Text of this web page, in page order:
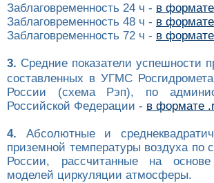
Заблаговременность 24 ч - в
Заблаговременность 48 ч - в
Заблаговременность 72 ч - в
3. Средние показатели успешности
составленных в УГМС
России (схема Рэп), по
Российской Федерации - в формате
4. Абсолютные и
приземной температуры воздуха по
России, рассчитанные на
моделей циркуляции атмосферы.